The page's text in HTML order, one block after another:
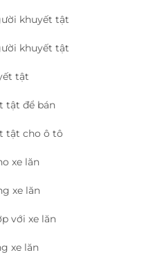
khuyết tật
khuyết tật
tật
tật để bán
tật cho ô tô
xe lăn
xe lăn
với xe lăn
xe lăn